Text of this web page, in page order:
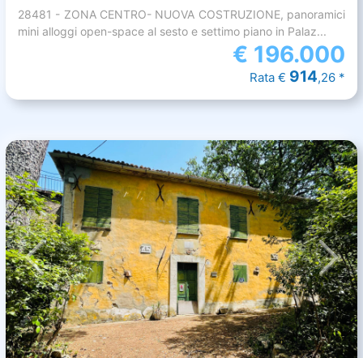
28481 - ZONA CENTRO- NUOVA COSTRUZIONE, panoramici
mini alloggi open-space al sesto e settimo piano in Palaz...
€ 196.000
Rata € 914,26 *